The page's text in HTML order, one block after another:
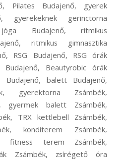
Pilates Budajenő, gyerek
gyerekeknek gerinctorna
Budajenő, ritmikus
ritmikus gimnasztika
RSG Budajenő, RSG órák
Budajenő, Beautyrobic órák
balett Budajenő,
gyerektorna Zsámbék,
gyermek balett Zsámbék,
TRX kettlebell Zsámbék,
konditerem Zsámbék,
fitness terem Zsámbék,
Zsámbék, zsírégető óra